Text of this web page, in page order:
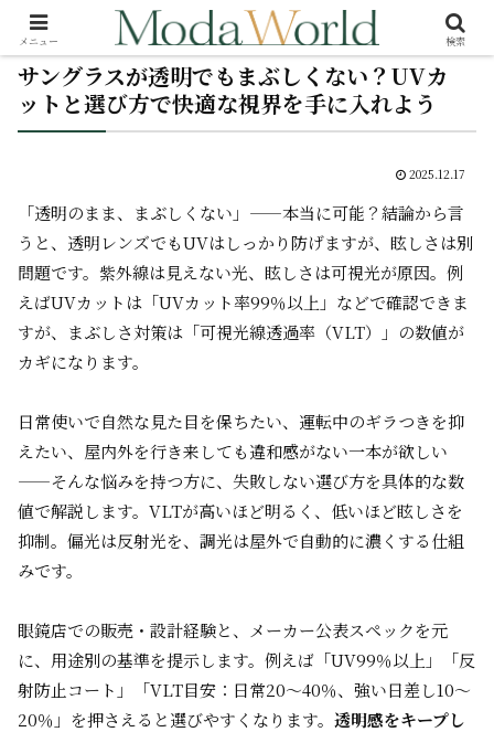
サングラスが透明でもまぶしくない？UVカ
ットと選び方で快適な視界を手に入れよう
2025.12.17
「透明のまま、まぶしくない」——本当に可能？結論から言
うと、透明レンズでもUVはしっかり防げますが、眩しさは別
問題です。紫外線は見えない光、眩しさは可視光が原因。例
えばUVカットは「UVカット率99％以上」などで確認できま
すが、まぶしさ対策は「可視光線透過率（VLT）」の数値が
カギになります。
日常使いで自然な見た目を保ちたい、運転中のギラつきを抑
えたい、屋内外を行き来しても違和感がない一本が欲しい
——そんな悩みを持つ方に、失敗しない選び方を具体的な数
値で解説します。VLTが高いほど明るく、低いほど眩しさを
抑制。偏光は反射光を、調光は屋外で自動的に濃くする仕組
みです。
眼鏡店での販売・設計経験と、メーカー公表スペックを元
に、用途別の基準を提示します。例えば「UV99％以上」「反
射防止コート」「VLT目安：日常20～40％、強い日差し10～
20％」を押さえると選びやすくなります。 透明感をキープし
メニュー 検索